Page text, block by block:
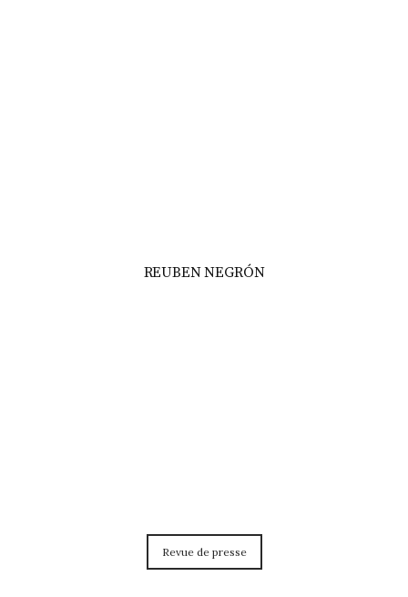
REUBEN NEGRÓN
Revue de presse